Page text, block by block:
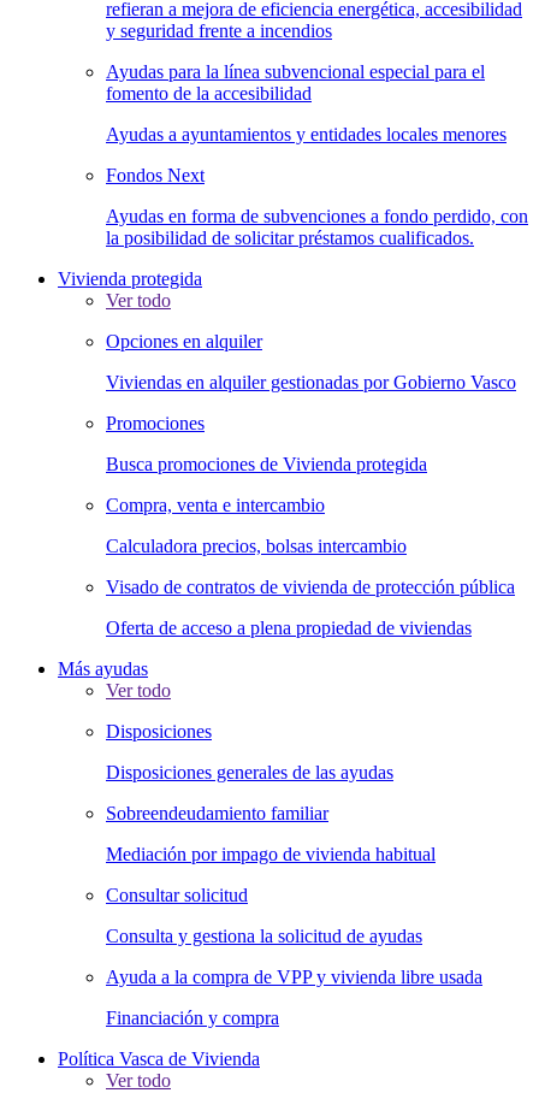
refieran a mejora de eficiencia energética, accesibilidad
y seguridad frente a incendios
Ayudas para la línea subvencional especial para el
fomento de la accesibilidad
Ayudas a ayuntamientos y entidades locales menores
Fondos Next
Ayudas en forma de subvenciones a fondo perdido, con
la posibilidad de solicitar préstamos cualificados.
Vivienda protegida
Ver todo
Opciones en alquiler
Viviendas en alquiler gestionadas por Gobierno Vasco
Promociones
Busca promociones de Vivienda protegida
Compra, venta e intercambio
Calculadora precios, bolsas intercambio
Visado de contratos de vivienda de protección pública
Oferta de acceso a plena propiedad de viviendas
Más ayudas
Ver todo
Disposiciones
Disposiciones generales de las ayudas
Sobreendeudamiento familiar
Mediación por impago de vivienda habitual
Consultar solicitud
Consulta y gestiona la solicitud de ayudas
Ayuda a la compra de VPP y vivienda libre usada
Financiación y compra
Política Vasca de Vivienda
Ver todo